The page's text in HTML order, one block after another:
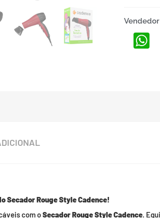
Vendedor
Secador Rouge Style Cadence!
com oSecador Rouge Style Cadence.